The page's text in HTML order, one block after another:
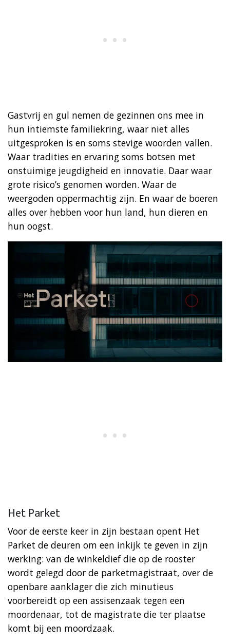
Gastvrij en gul nemen de gezinnen ons mee in
hun intiemste familiekring, waar niet alles
uitgesproken is en soms stevige woorden vallen.
Waar tradities en ervaring soms botsen met
onstuimige jeugdigheid en innovatie. Daar waar
grote risico’s genomen worden. Waar de
weergoden oppermachtig zijn. En waar de boeren
alles over hebben voor hun land, hun dieren en
hun oogst.
Het Parket
Voor de eerste keer in zijn bestaan opent Het
Parket de deuren om een inkijk te geven in zijn
werking: van de winkeldief die op de rooster
wordt gelegd door de parketmagistraat, over de
openbare aanklager die zich minutieus
voorbereidt op een assisenzaak tegen een
moordenaar, tot de magistrate die ter plaatse
komt bij een moordzaak.